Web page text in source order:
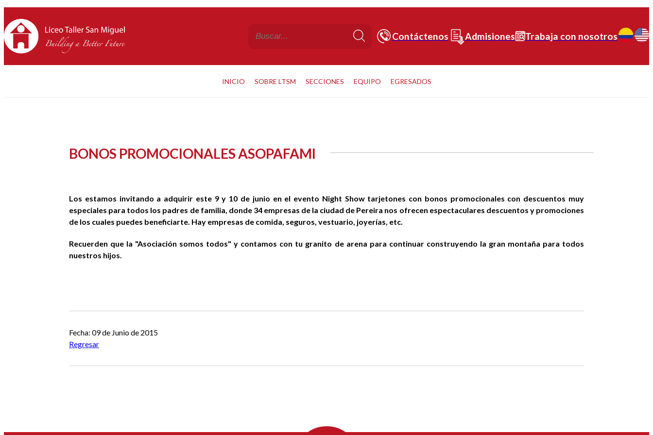
Contáctenos Admisiones Trabaja con nosotros
INICIO SOBRE LTSM SECCIONES EQUIPO EGRESADOS
BONOS PROMOCIONALES ASOPAFAMI
Los estamos invitando a adquirir este 9 y 10 de junio en el evento Night Show tarjetones con bonos promocionales con descuentos muy
especiales para todos los padres de familia, donde 34 empresas de la ciudad de Pereira nos ofrecen espectaculares descuentos y promociones
de los cuales puedes beneficiarte. Hay empresas de comida, seguros, vestuario, joyerías, etc.
Recuerden que la "Asociación somos todos" y contamos con tu granito de arena para continuar construyendo la gran montaña para todos
nuestros hijos.
Fecha: 09 de Junio de 2015
Regresar